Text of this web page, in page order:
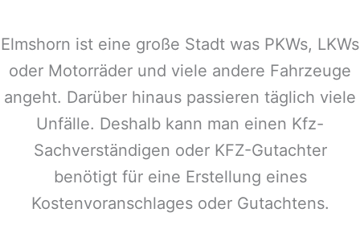
Elmshorn ist eine große Stadt was PKWs, LKWs
oder Motorräder und viele andere Fahrzeuge
angeht. Darüber hinaus passieren täglich viele
Unfälle. Deshalb kann man einen Kfz-
Sachverständigen oder KFZ-Gutachter
benötigt für eine Erstellung eines
Kostenvoranschlages oder Gutachtens.